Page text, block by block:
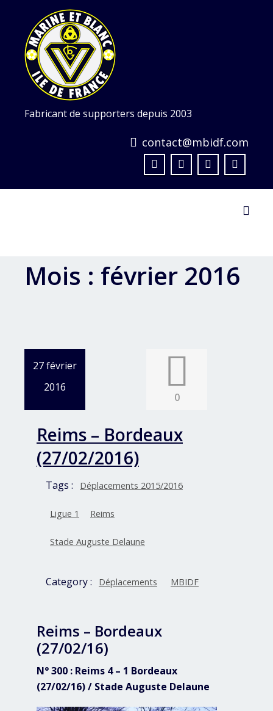
content
Fabricant de supporters depuis 2003
contact@mbidf.com
Mois : février 2016
27 février
2016
0
Reims – Bordeaux
(27/02/2016)
Tags : Déplacements 2015/2016
Ligue 1 Reims
Stade Auguste Delaune
Category : Déplacements MBIDF
Reims – Bordeaux
(27/02/16)
N° 300 : Reims 4 – 1 Bordeaux
(27/02/16) / Stade Auguste Delaune